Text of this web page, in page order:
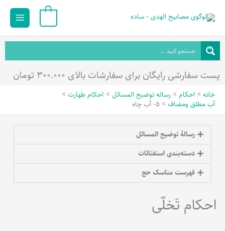
محتوا
Main
پست سفارشی رایگان برای سفارشات بالای ۳۰۰.۰۰۰ تومان
خانه احکام رساله توضیح المسائل
احکام طهارت
آب مطلق ومضاف
5- آب چاه
رسالۀ توضیح المسائل
دسته‌بندی استفتائات
فهرست مناسک حج
احکام تَخلّی